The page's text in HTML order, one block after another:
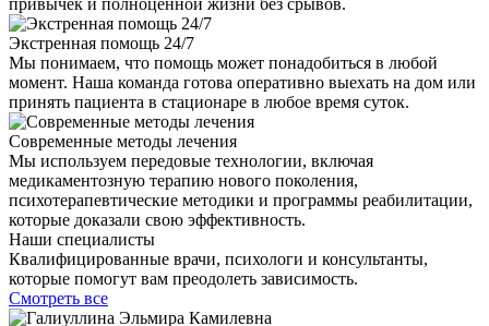
Экстренная помощь 24/7
Мы понимаем, что помощь может понадобиться в любой
момент. Наша команда готова оперативно выехать на дом или
принять пациента в стационаре в любое время суток.
Современные методы лечения
Мы используем передовые технологии, включая
медикаментозную терапию нового поколения,
психотерапевтические методики и программы реабилитации,
которые доказали свою эффективность.
Наши специалисты
Квалифицированные врачи, психологи и консультанты,
которые помогут вам преодолеть зависимость.
Смотреть все